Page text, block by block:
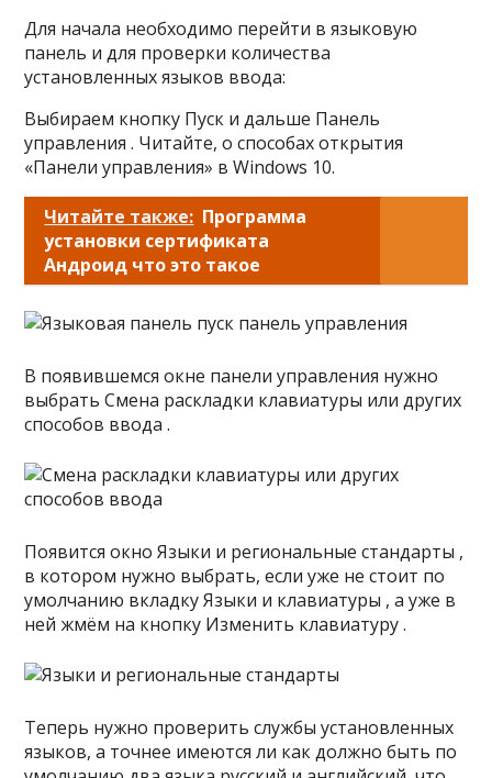
Для начала необходимо перейти в языковую
панель и для проверки количества
установленных языков ввода:
Выбираем кнопку Пуск и дальше Панель
управления . Читайте, о способах открытия
«Панели управления» в Windows 10.
Читайте также: Программа
установки сертификата
Андроид что это такое
В появившемся окне панели управления нужно
выбрать Смена раскладки клавиатуры или других
способов ввода .
Появится окно Языки и региональные стандарты ,
в котором нужно выбрать, если уже не стоит по
умолчанию вкладку Языки и клавиатуры , а уже в
ней жмём на кнопку Изменить клавиатуру .
Теперь нужно проверить службы установленных
языков, а точнее имеются ли как должно быть по